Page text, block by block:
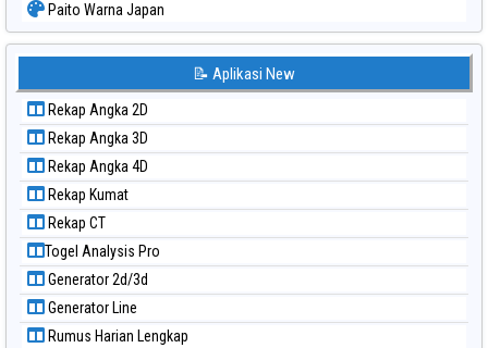
Paito Warna Japan
Paito Warna Japan 6d
Paito Warna Kuda Lari
Paito Warna Magnum Cambodia
Paito Warna Nagoya
Paito Warna New York Midday
Paito Warna North Carolina Day
Paito Warna Pcso
Paito Warna Pennsylvania Day
Paito Warna Sao Paulo
Paito Warna Singapore
📝 Aplikasi New
Rekap Angka 2D
Rekap Angka 3D
Rekap Angka 4D
Rekap Kumat
Rekap CT
Togel Analysis Pro
Generator 2d/3d
Generator Line
Rumus Harian Lengkap